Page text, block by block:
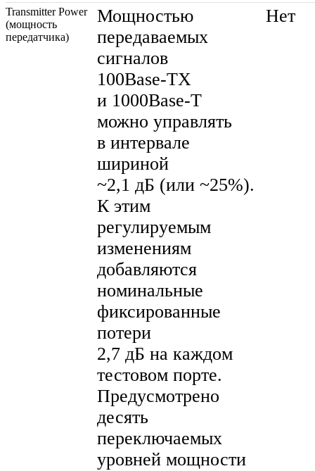
Transmitter Power
(мощность
передатчика)
Мощностью
передаваемых
сигналов
100Base-TX
и 1000Base-T
можно управлять
в интервале
шириной
~2,1 дБ (или ~25%).
К этим
регулируемым
изменениям
добавляются
номинальные
фиксированные
потери
2,7 дБ на каждом
тестовом порте.
Предусмотрено
десять
переключаемых
уровней мощности
Нет